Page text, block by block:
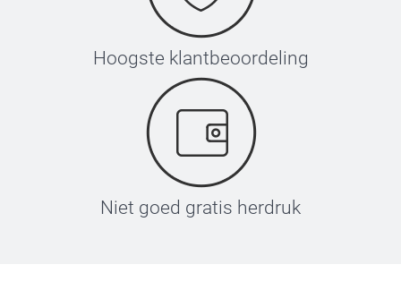
Hoogste klantbeoordeling
Niet goed gratis herdruk